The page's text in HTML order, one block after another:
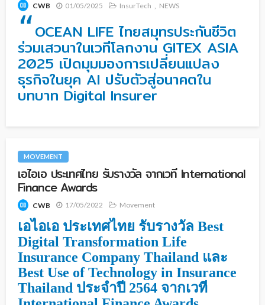
CWB 01/05/2025 InsurTech NEWS
“OCEAN LIFE ไทยสมุทรประกันชีวิต
ร่วมเสวนาในเวทีโลกงาน GITEX ASIA
2025 เปิดมุมมองการเปลี่ยนแปลง
ธุรกิจในยุค AI ปรับตัวสู่อนาคตใน
บทบาท Digital Insurer
MOVEMENT
เอไอเอ ประเทศไทย รับรางวัล จากเวที International
Finance Awards
CWB 17/05/2022 Movement
เอไอเอ ประเทศไทย รับรางวัล Best
Digital Transformation Life
Insurance Company Thailand และ
Best Use of Technology in Insurance
Thailand ประจำปี 2564 จากเวที